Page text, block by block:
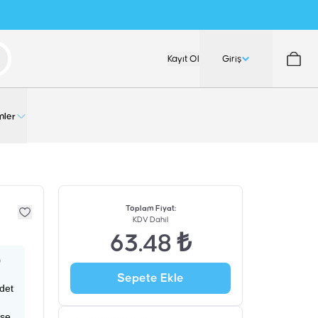
Kayıt Ol Giriş
Toplam Fiyat:
KDV Dahil
63.48 ₺
Sepete Ekle